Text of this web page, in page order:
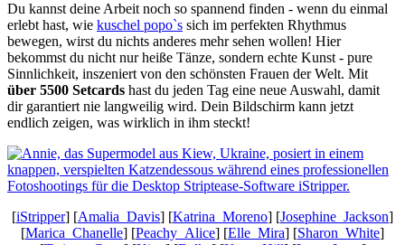
Du kannst deine Arbeit noch so spannend finden - wenn du einmal
erlebt hast, wie kuschel popo`s sich im perfekten Rhythmus
bewegen, wirst du nichts anderes mehr sehen wollen! Hier
bekommst du nicht nur heiße Tänze, sondern echte Kunst - pure
Sinnlichkeit, inszeniert von den schönsten Frauen der Welt. Mit
über 5500 Setcards hast du jeden Tag eine neue Auswahl, damit
dir garantiert nie langweilig wird. Dein Bildschirm kann jetzt
endlich zeigen, was wirklich in ihm steckt!
[iStripper] [Amalia_Davis] [Katrina_Moreno] [Josephine_Jackson]
[Marica_Chanelle] [Peachy_Alice] [Elle_Mira] [Sharon_White]